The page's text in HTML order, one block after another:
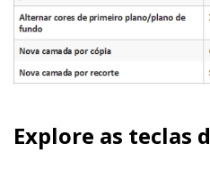
Explore as teclas